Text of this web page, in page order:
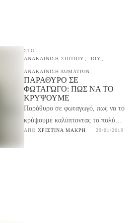
ΣΤΟ
ΑΝΑΚΑΙΝΙΣΗ ΣΠΙΤΙΟΥ
DIY
ΑΝΑΚΑΙΝΙΣΗ ΔΩΜΑΤΙΩΝ
ΠΑΡΆΘΥΡΟ ΣΕ
ΦΩΤΑΓΩΓΌ: ΠΩΣ ΝΑ ΤΟ
ΚΡΎΨΟΥΜΕ
Παράθυρο σε φωταγωγό, πως να το
κρύψουμε καλύπτοντας το πολύ
γρήγορα και εύκολα με μία faux
ΑΠΌ ΧΡΙΣΤΊΝΑ ΜΑΚΡΉ 29/01/2019